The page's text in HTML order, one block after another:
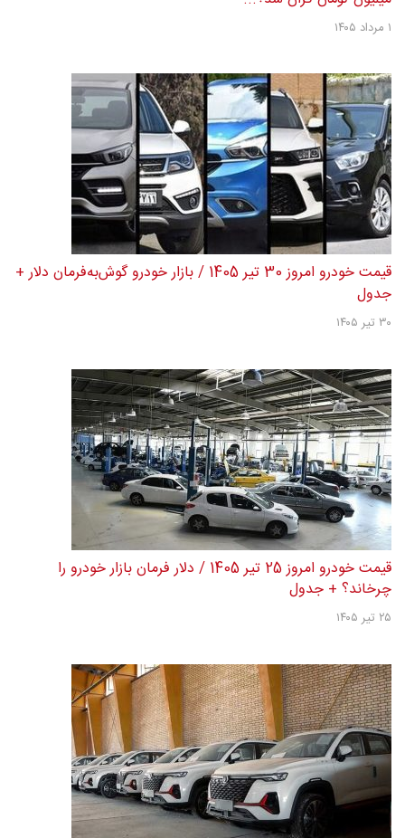
۱ مرداد ۱۴۰۵
قیمت خودرو امروز 30 تیر 1405 / بازار خودرو گوش‌به‌فرمان دلار +
جدول
۳۰ تیر ۱۴۰۵
قیمت خودرو امروز 25 تیر 1405 / دلار فرمان بازار خودرو را
چرخاند؟ + جدول
۲۵ تیر ۱۴۰۵